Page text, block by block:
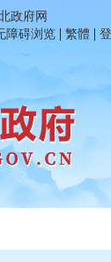
政府网
障碍浏览 | 繁體 |